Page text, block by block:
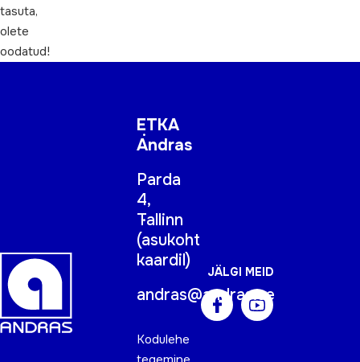
tasuta,
olete
oodatud!
ETKA
Andras
Parda
4,
Tallinn
(asukoht
kaardil)
andras@andras.ee
Kodulehe
JÄLGI MEID